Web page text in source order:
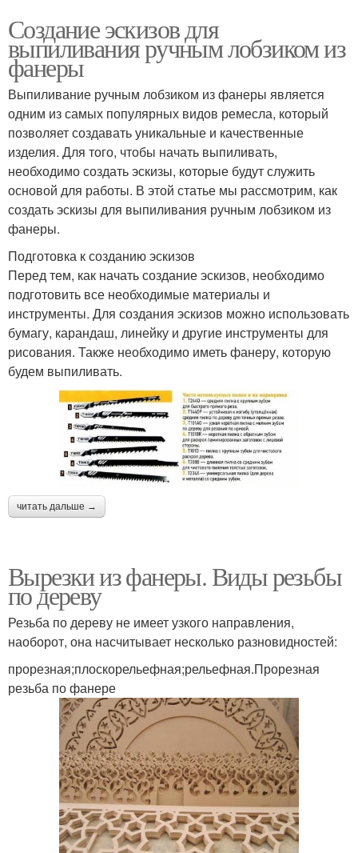
Создание эскизов для
выпиливания ручным лобзиком из
фанеры
Выпиливание ручным лобзиком из фанеры является
одним из самых популярных видов ремесла, который
позволяет создавать уникальные и качественные
изделия. Для того, чтобы начать выпиливать,
необходимо создать эскизы, которые будут служить
основой для работы. В этой статье мы рассмотрим, как
создать эскизы для выпиливания ручным лобзиком из
фанеры.
Подготовка к созданию эскизов
Перед тем, как начать создание эскизов, необходимо
подготовить все необходимые материалы и
инструменты. Для создания эскизов можно использовать
бумагу, карандаш, линейку и другие инструменты для
рисования. Также необходимо иметь фанеру, которую
будем выпиливать.
читать дальше →
Вырезки из фанеры. Виды резьбы
по дереву
Резьба по дереву не имеет узкого направления,
наоборот, она насчитывает несколько разновидностей:
прорезная;плоскорельефная;рельефная.Прорезная
резьба по фанере